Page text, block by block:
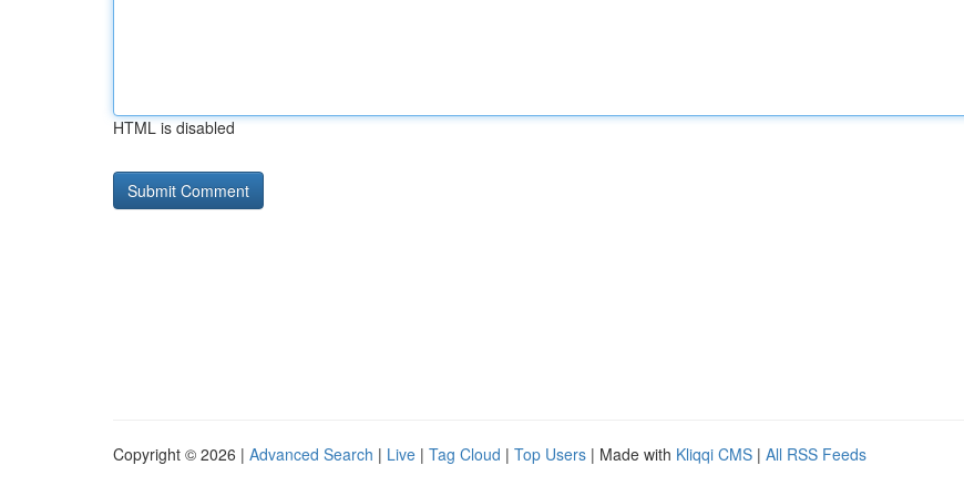
HTML is disabled
Copyright © 2026 | Advanced Search | Live | Tag Cloud | Top Users | Made with Kliqqi CMS | All RSS Feeds